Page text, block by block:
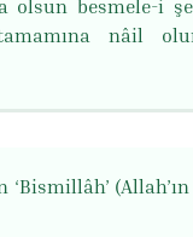
olsun besmele-i
nâil
(Allah’ın